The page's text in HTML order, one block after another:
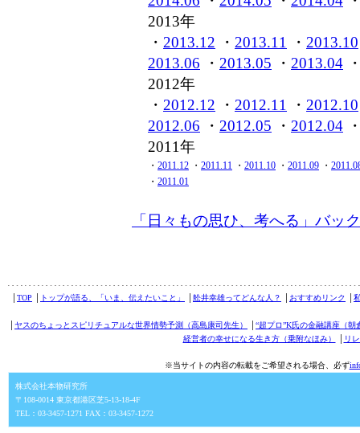
2013年
・ 2013.12 ・ 2013.11 ・ 2013.10
2013.06 ・ 2013.05 ・ 2013.04
2012年
・ 2012.12 ・ 2012.11 ・ 2012.10
2012.06 ・ 2012.05 ・ 2012.04
2011年
・ 2011.12 ・ 2011.11 ・ 2011.10 ・ 2011.09 ・
・ 2011.01
「日々もの思ひ、考へる」バッ
TOP トップが語る、「いま、伝えたいこと」 舩井幸雄ってどんな人？ おすすめリンク
ヤスのちょっとスピリチュアルな世界情勢予測（高島康司先生）
“超プロ”K氏の金融講座（朝
経営者の幸せになる生き方（乗附なほみ）
リ
※当サイトの内容の転載をご希望される場合、必ず
株式会社本物研究所
〒108-0014 東京都港区芝5-13-18-4F
TEL：03-3457-1271 FAX：03-3457-1272